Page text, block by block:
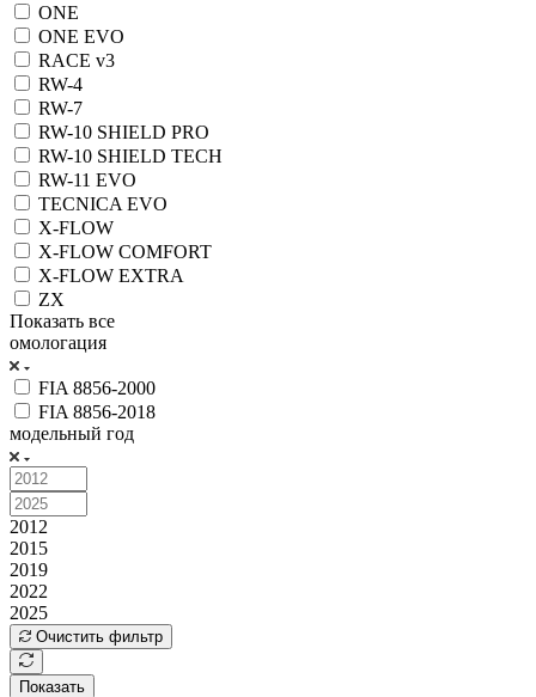
ONE
ONE EVO
RACE v3
RW-4
RW-7
RW-10 SHIELD PRO
RW-10 SHIELD TECH
RW-11 EVO
TECNICA EVO
X-FLOW
X-FLOW COMFORT
X-FLOW EXTRA
ZX
Показать все
омологация
FIA 8856-2000
FIA 8856-2018
модельный год
2012
2015
2019
2022
2025
Очистить фильтр
Показать